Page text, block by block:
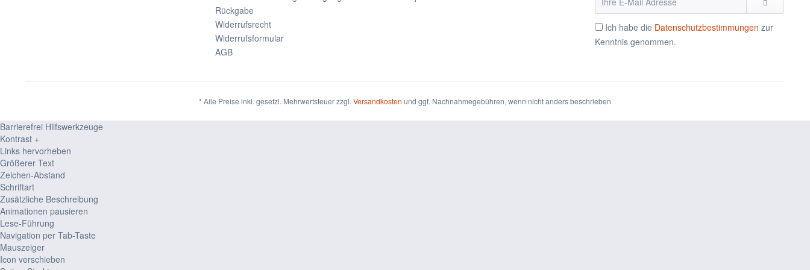
Rückgabe
Widerrufsrecht
Widerrufsformular
AGB
Ich habe die Datenschutzbestimmungen zur
Kenntnis genommen.
* Alle Preise inkl. gesetzl. Mehrwertsteuer zzgl. Versandkosten und ggf. Nachnahmegebühren, wenn nicht anders beschrieben
Barrierefrei Hilfswerkzeuge
Kontrast +
Links hervorheben
Größerer Text
Zeichen-Abstand
Schriftart
Zusätzliche Beschreibung
Animationen pausieren
Lese-Führung
Navigation per Tab-Taste
Mauszeiger
Icon verschieben